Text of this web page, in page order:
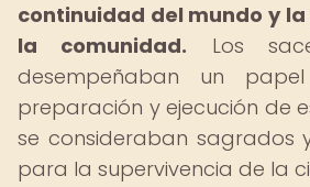
continuidad del mundo y
la comunidad. Los
desempeñaban un
preparación y ejecución de
se consideraban sagrados
para la supervivencia de la